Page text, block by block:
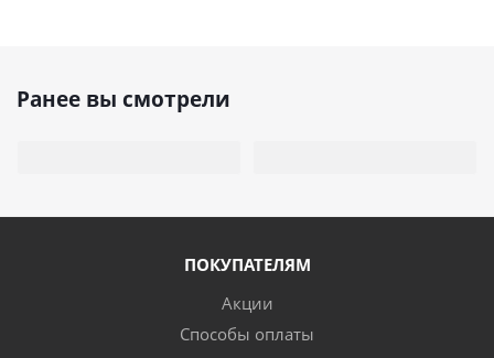
Ранее вы смотрели
ПОКУПАТЕЛЯМ
Акции
Способы оплаты